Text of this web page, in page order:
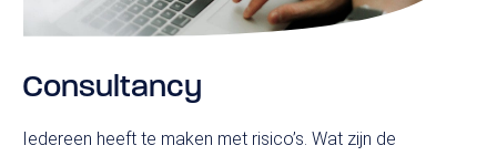
Consultancy
Iedereen heeft te maken met risico’s. Wat zijn de